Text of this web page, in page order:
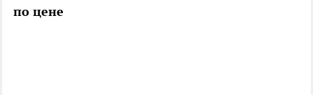
по цене